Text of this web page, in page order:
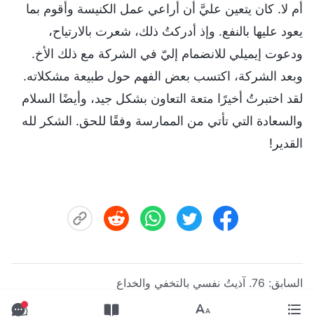
أم لا. كان يتعين عليَّ أن أراعي عمل الكنيسة وأقوم بما
يعود عليها بالنفع. وإذ أدركتُ ذلك، شعرت بالارتياح،
ودعوت إيميلي للانضمام إليّ في الشركة مع ذلك الأخ.
وبعد الشركة، اكتسب بعض الفهم حول طبيعة مشكلاته.
لقد اختبرتُ أخيرًا متعة التعاون بشكل جيد، وأيضًا السلام
والسعادة التي تأتي من الممارسة وفقًا للحق. الشكر لله
القدير!
السابق: 76. آذيتُ نفسي بالتخفي والخداع
التالي: